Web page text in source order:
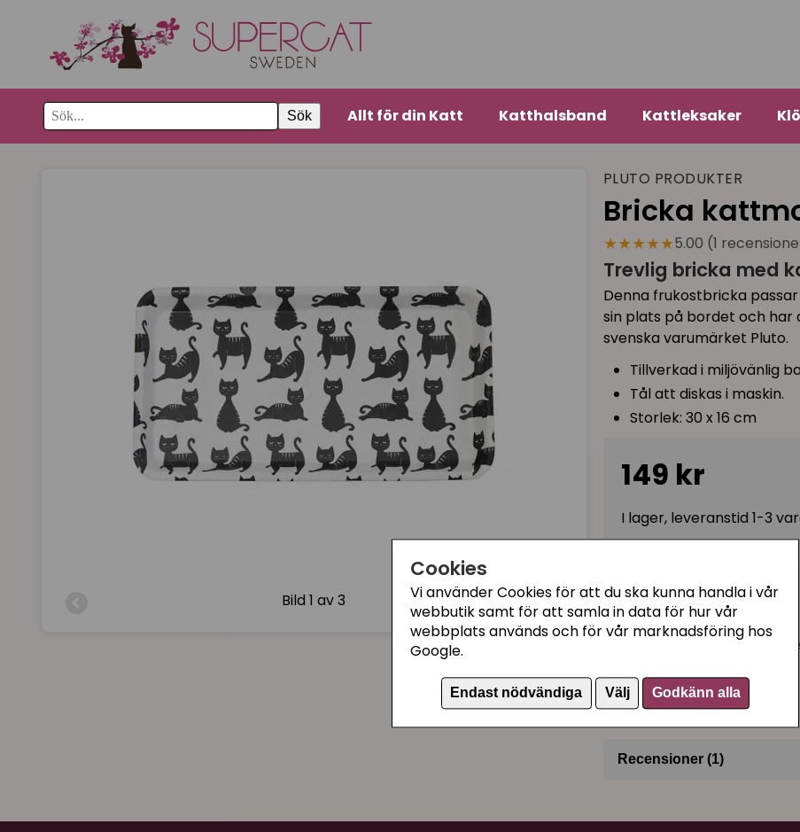
Cookies
Vi använder Cookies för att du ska kunna handla i vår
webbutik samt för att samla in data för hur vår
webbplats används och för vår marknadsföring hos
Google.
Endast nödvändiga Välj Godkänn alla
Sök Allt för din Katt Katthalsband Kattleksaker
Bild1 av 3
PLUTO PRODUKTER
Bricka
★★★★★5.00 (1
Trevlig bricka med
Denna frukostbricka
sin plats på bordet och
svenska varumärket Pluto.
Tillverkad i miljövänlig
Tål att diskas i maskin.
Storlek: 30 x 16 cm
149 kr
I lager, leveranstid 1-3
Kategorier:
Brickor kattmotiv
Pluto Produkter
Artikelnummer:
Recensioner (1)
för 9 månader sedan